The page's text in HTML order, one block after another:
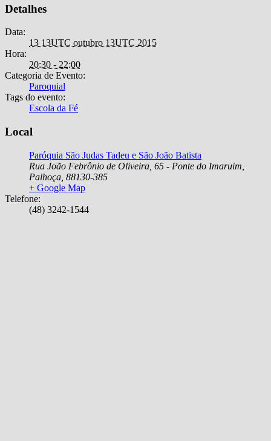
Detalhes
Data:
13 13UTC outubro 13UTC 2015
Hora:
20:30 - 22:00
Categoria de Evento:
Paroquial
Tags do evento:
Escola da Fé
Local
Paróquia São Judas Tadeu e São João Batista
Rua João Febrônio de Oliveira, 65 - Ponte do Imaruim
Palhoça 88130-385
+ Google Map
Telefone:
(48) 3242-1544